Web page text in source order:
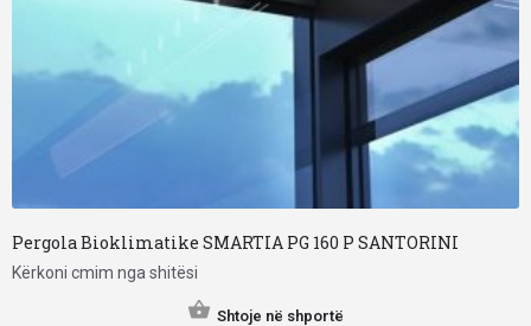
Pergola Bioklimatike SMARTIA PG 160 P SANTORINI
Kërkoni cmim nga shitësi
Shtoje në shportë